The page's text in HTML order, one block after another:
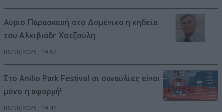
Αύριο Παρασκευή στο Δομένικο η κηδεία
του Αλκιβιάδη Χατζούλη
06/08/2026 , 19:52
Στο Anilio Park Festival οι συναυλίες είναι
μόνο η αφορμή!
06/08/2026 , 19:44